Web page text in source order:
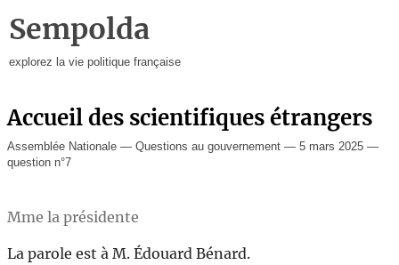
Sempolda
explorez la vie politique française
Accueil des scientifiques étrangers
Assemblée Nationale — Questions au gouvernement — 5 mars 2025 —
question n°7
Mme la présidente
La parole est à M. Édouard Bénard.